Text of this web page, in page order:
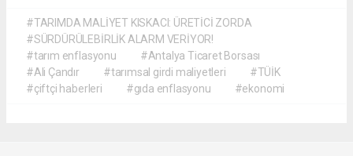
#TARIMDA MALİYET KISKACI: ÜRETİCİ ZORDA
#SÜRDÜRÜLEBİRLİK ALARM VERİYOR!
#tarım enflasyonu
#Antalya Ticaret Borsası
#Ali Çandır
#tarımsal girdi maliyetleri
#TÜİK
#çiftçi haberleri
#gıda enflasyonu #ekonomi